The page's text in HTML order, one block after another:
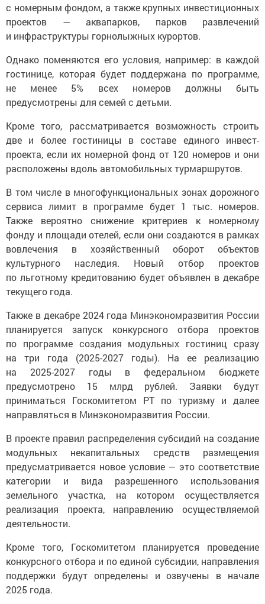
с номерным фондом, а также крупных инвестиционных
проектов — аквапарков, парков развлечений
и инфраструктуры горнолыжных курортов.
Однако поменяются его условия, например: в каждой
гостинице, которая будет поддержана по программе,
не менее 5% всех номеров должны быть
предусмотрены для семей с детьми.
Кроме того, рассматривается возможность строить
две и более гостиницы в составе единого инвест-
проекта, если их номерной фонд от 120 номеров и они
расположены вдоль автомобильных турмаршрутов.
В том числе в многофункциональных зонах дорожного
сервиса лимит в программе будет 1 тыс. номеров.
Также вероятно снижение критериев к номерному
фонду и площади отелей, если они создаются в рамках
вовлечения в хозяйственный оборот объектов
культурного наследия. Новый отбор проектов
по льготному кредитованию будет объявлен в декабре
текущего года.
Также в декабре 2024 года Минэкономразвития России
планируется запуск конкурсного отбора проектов
по программе создания модульных гостиниц сразу
на три года (2025-2027 годы). На ее реализацию
на 2025-2027 годы в федеральном бюджете
предусмотрено 15 млрд рублей. Заявки будут
приниматься Госкомитетом РТ по туризму и далее
направляться в Минэкономразвития России.
В проекте правил распределения субсидий на создание
модульных некапитальных средств размещения
предусматривается новое условие — это соответствие
категории и вида разрешенного использования
земельного участка, на котором осуществляется
реализация проекта, направлению осуществляемой
деятельности.
Кроме того, Госкомитетом планируется проведение
конкурсного отбора и по единой субсидии, направления
поддержки будут определены и озвучены в начале
2025 года.